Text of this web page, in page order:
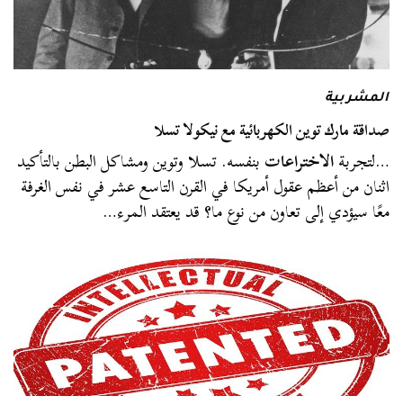
المشربية
صداقة مارك توين الكهربائية مع نيكولا تسلا
…لتجربةالاختراعاتبنفسه. تسلا وتوين ومشاكل البطن بالتأكيد
اثنان من أعظم عقول أمريكا في القرن التاسع عشر في نفس الغرفة
معًا سيؤدي إلى تعاون من نوع ما؟ قد يعتقد المرء…